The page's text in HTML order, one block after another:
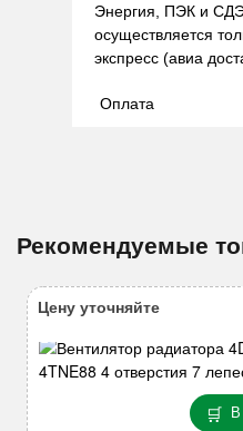
Энергия, ПЭК и
осуществляется
экспресс (авиа
Оплата
Рекомендуемые
В
Цену уточняйте